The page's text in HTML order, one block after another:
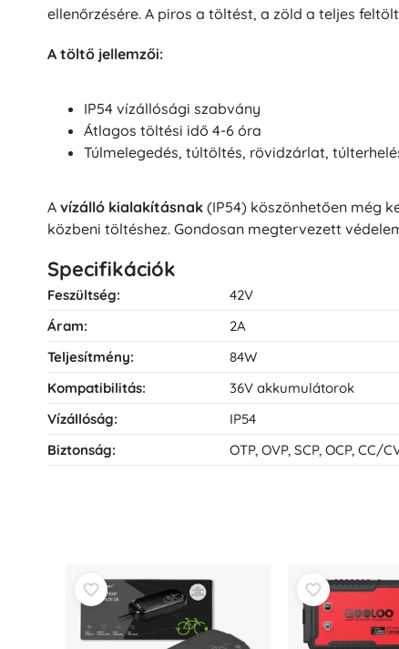
ellenőrzésére. A piros a töltést, a zöld a teljes
A töltő jellemzői:
IP54 vízállósági szabvány
Átlagos töltési idő 4-6 óra
Túlmelegedés, túltöltés, rövidzárlat,
A vízálló kialakításnak (IP54) köszönhetően még
közbeni töltéshez. Gondosan megtervezett
Specifikációk
Feszültség:
42V
Áram:
2A
Teljesítmény:
84W
Kompatibilitás:
36V akkumulátorok
Vízállóság:
IP54
Biztonság:
OTP, OVP, SCP, OCP, CC/